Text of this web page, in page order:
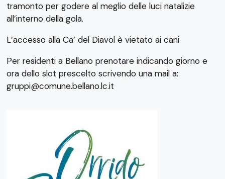
tramonto per godere al meglio delle luci natalizie
all’interno della gola.
L’accesso alla Ca’ del Diavol è vietato ai cani
Per residenti a Bellano prenotare indicando giorno e
ora dello slot prescelto scrivendo una mail a:
gruppi@comune.bellano.lc.it